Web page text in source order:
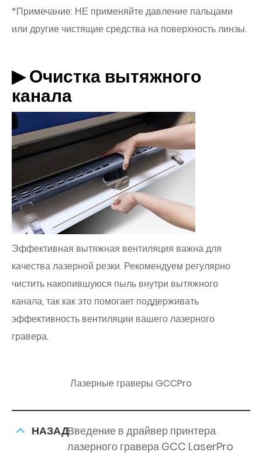
*Примечание: НЕ применяйте давление пальцами
или другие чистящие средства на поверхность линзы.
▶ Очистка вытяжного
канала
Эффективная вытяжная вентиляция важна для
качества лазерной резки. Рекомендуем регулярно
чистить накопившуюся пыль внутри вытяжного
канала, так как это помогает поддерживать
эффективность вентиляции вашего лазерного
гравера.
Лазерные граверы GCCPro
НАЗАДВведение в драйвер принтера
лазерного гравера GCC LaserPro